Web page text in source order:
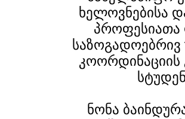
ხელოვნებისა
პროფესიათა
ნონა